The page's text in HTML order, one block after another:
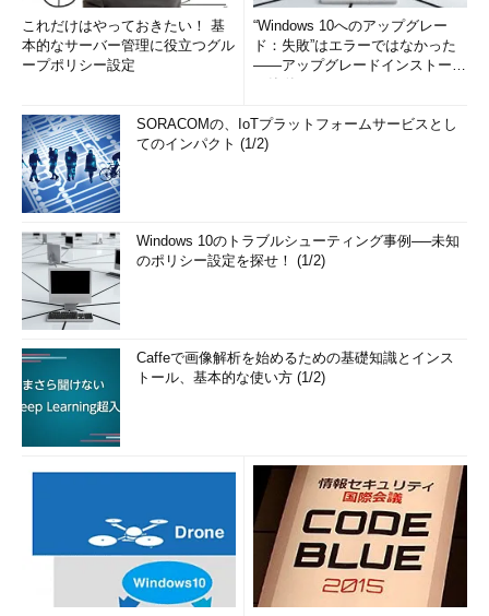
これだけはやっておきたい！ 基
本的なサーバー管理に役立つグル
ープポリシー設定
“Windows 10へのアップグレー
ド：失敗”はエラーではなかった
――アップグレードインストール
SORACOMの、IoTプラットフォームサービスとし
てのインパクト (1/2)
Windows 10のトラブルシューティング事例──未知
のポリシー設定を探せ！ (1/2)
Caffeで画像解析を始めるための基礎知識とインス
トール、基本的な使い方 (1/2)